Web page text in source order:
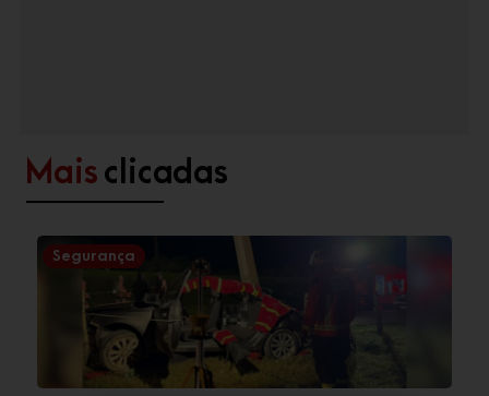
Mais clicadas
Segurança